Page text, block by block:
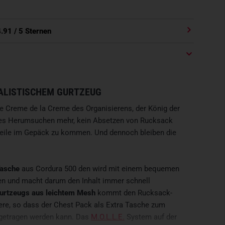
/ 5 Sternen
GURTZEUG
Creme de la Creme des Organisierens, der König der
Herumsuchen mehr, kein Absetzen von Rucksack
im Gepäck zu kommen. Und dennoch bleiben die
aus Cordura 500 den wird mit einem bequemen
und macht darum den Inhalt immer schnell
aus leichtem Mesh kommt den Rucksack-
so dass der Chest Pack als Extra Tasche zum
werden kann. Das M.O.L.L.E. System auf der